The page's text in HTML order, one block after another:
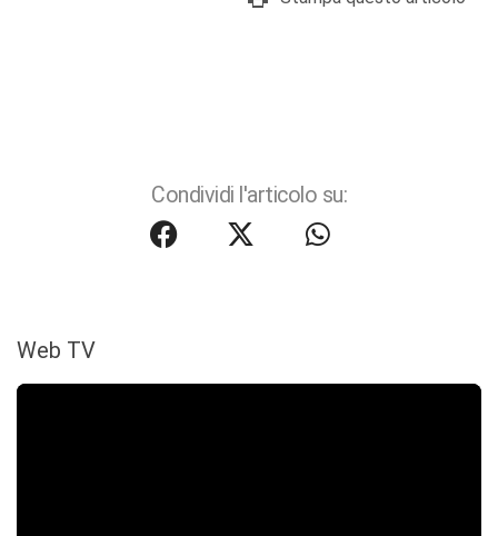
Condividi l'articolo su:
Web TV